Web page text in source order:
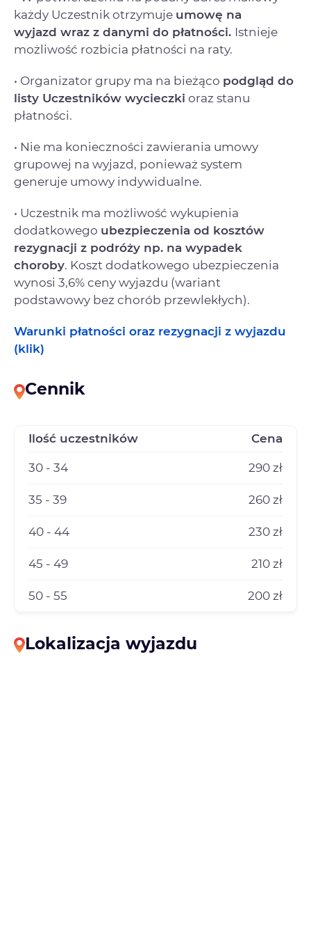
każdy Uczestnik otrzymuje umowę na
wyjazd wraz z danymi do płatności. Istnieje
możliwość rozbicia płatności na raty.
• Organizator grupy ma na bieżąco podgląd do
listy Uczestników wycieczki oraz stanu
płatności.
• Nie ma konieczności zawierania umowy
grupowej na wyjazd, ponieważ system
generuje umowy indywidualne.
• Uczestnik ma możliwość wykupienia
dodatkowego ubezpieczenia od kosztów
rezygnacji z podróży np. na wypadek
choroby. Koszt dodatkowego ubezpieczenia
wynosi 3,6% ceny wyjazdu (wariant
podstawowy bez chorób przewlekłych).
Warunki płatności oraz rezygnacji z wyjazdu
(klik)
Cennik
Ilość uczestników Cena
30 - 34 290 zł
35 - 39 260 zł
40 - 44 230 zł
45 - 49 210 zł
50 - 55 200 zł
Lokalizacja wyjazdu